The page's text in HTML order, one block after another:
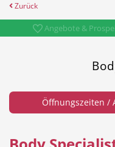
Einkaufen
News
Zurück
Angebote &
Öffnungszeiten /